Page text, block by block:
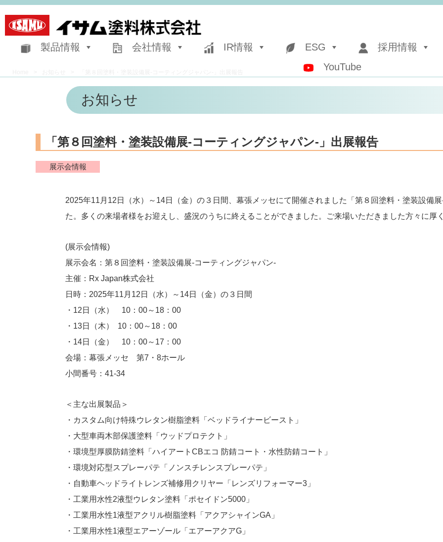
製品情報 会社情報 IR情報 ESG
採用情報
YouTube
お知らせ
「第８回塗料・塗装設備展-コーティングジャパン-」出展報告
展示会情報
2025年11月12日（水）～14日（金）の３日間、幕張メッセにて開催されました「第８回塗料・塗装設備
た。多くの来場者様をお迎えし、盛況のうちに終えることができました。ご来場いただきました方々に厚
(展示会情報)
展示会名：第８回塗料・塗装設備展-コーティングジャパン-
主催：Rx Japan株式会社
日時：2025年11月12日（水）～14日（金）の３日間
・12日（水） 10：00～18：00
・13日（木） 10：00～18：00
・14日（金） 10：00～17：00
会場：幕張メッセ 第7・8ホール
小間番号：41-34
＜主な出展製品＞
・カスタム向け特殊ウレタン樹脂塗料「ベッドライナービースト」
・大型車両木部保護塗料「ウッドプロテクト」
・環境型厚膜防錆塗料「ハイアートCBエコ 防錆コート・水性防錆コート」
・環境対応型スプレーパテ「ノンスチレンスプレーパテ」
・自動車ヘッドライトレンズ補修用クリヤー「レンズリフォーマー3」
・工業用水性2液型ウレタン塗料「ポセイドン5000」
・工業用水性1液型アクリル樹脂塗料「アクアシャインGA」
・工業用水性1液型エアーゾール「エアーアクアG」